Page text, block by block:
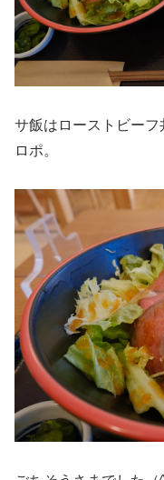
サ飯はローストビー
ロポ。